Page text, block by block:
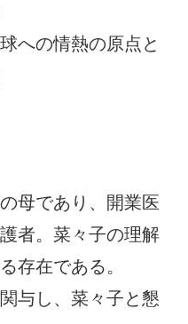
への情熱の原点と
母であり、開業医
者。菜々子の理解
存在である。
与し、菜々子と懇